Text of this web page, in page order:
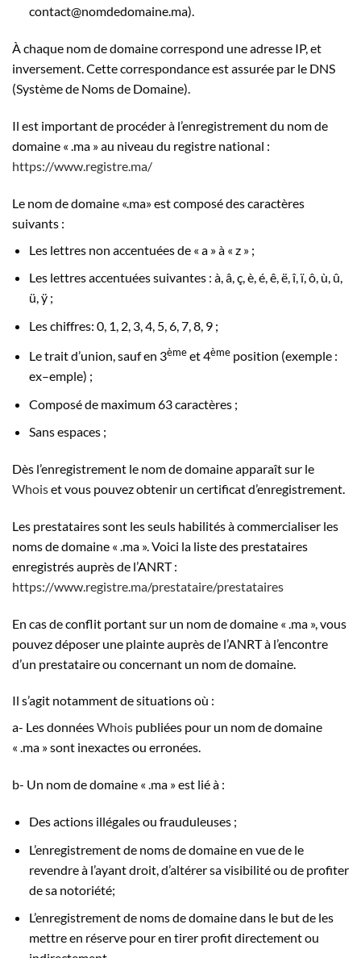
contact@nomdedomaine.ma).
À chaque nom de domaine correspond une adresse IP, et
inversement. Cette correspondance est assurée par le DNS
(Système de Noms de Domaine).
Il est important de procéder à l’enregistrement du nom de
domaine « .ma » au niveau du registre national :
https://www.registre.ma/
Le nom de domaine «.ma» est composé des caractères
suivants :
Les lettres non accentuées de « a » à « z » ;
Les lettres accentuées suivantes : à, â, ç, è, é, ê, ë, î, ï, ô, ù, û,
ü, ÿ ;
Les chiffres: 0, 1, 2, 3, 4, 5, 6, 7, 8, 9 ;
Le trait d’union, sauf en 3èmeet 4èmeposition (exemple :
ex–emple) ;
Composé de maximum 63 caractères ;
Sans espaces ;
Dès l’enregistrement le nom de domaine apparaît sur le
Whoiset vous pouvez obtenir un certificat d’enregistrement.
Les prestataires sont les seuls habilités à commercialiser les
noms de domaine « .ma ». Voici la liste des prestataires
enregistrés auprès de l’ANRT :
https://www.registre.ma/prestataire/prestataires
En cas de conflit portant sur un nom de domaine « .ma », vous
pouvez déposer une plainte auprès de l’ANRT à l’encontre
d’un prestataire ou concernant un nom de domaine.
Il s’agit notamment de situations où :
a- Les donnéesWhois publiées pour un nom de domaine
« .ma » sont inexactes ou erronées.
b- Un nom de domaine « .ma » est lié à :
Des actions illégales ou frauduleuses ;
L’enregistrement de noms de domaine en vue de le
revendre à l’ayant droit, d’altérer sa visibilité ou de profiter
de sa notoriété;
L’enregistrement de noms de domaine dans le but de les
mettre en réserve pour en tirer profit directement ou